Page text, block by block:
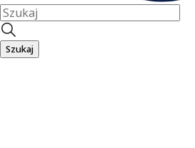
Szukaj